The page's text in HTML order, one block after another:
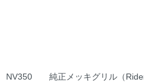
NV350 純正メッキグリル（Rider